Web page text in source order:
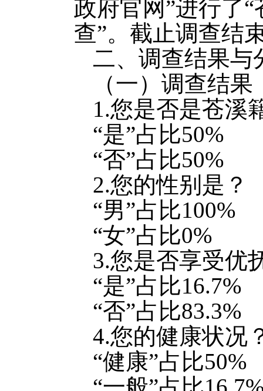
政府官网”进行了
查”。截止调查结
二、调查结果与
（一）调查结果
1.您是否是苍溪
“是”占比50%
“否”占比50%
2.您的性别是？
“男”占比100%
“女”占比0%
3.您是否享受优
“是”占比16.7%
“否”占比83.3%
4.您的健康状况
“健康”占比50%